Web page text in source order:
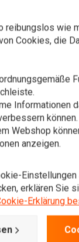
Wunschzettel
mit
reibungslos wie
Cookies, die
Informationen
können.
Webshop
anzeigen.
Einstellungen
erklären Sie
Erklärung